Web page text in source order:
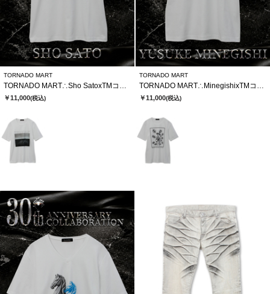
TORNADO MART
TORNADO MART∴Sho SatoxTMコラボTシャツ
￥11,000(税込)
TORNADO MART
TORNADO MART∴MinegishixTMコラボTシャツ
￥11,000(税込)